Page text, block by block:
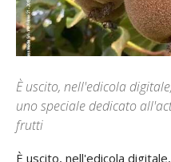
È uscito, nell'edicola
uno speciale dedicato
frutti
È uscito, nell'edicola